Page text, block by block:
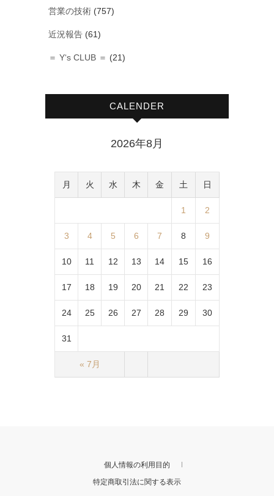
営業の技術 (757)
近況報告 (61)
＝ Y‘s CLUB ＝ (21)
CALENDER
2026年8月
月 火 水 木 金 土 日
« 7月
1 2
3 4 5 6 7 8 9
10 11 12 13 14 15 16
17 18 19 20 21 22 23
24 25 26 27 28 29 30
31
個人情報の利用目的
特定商取引法に関する表示